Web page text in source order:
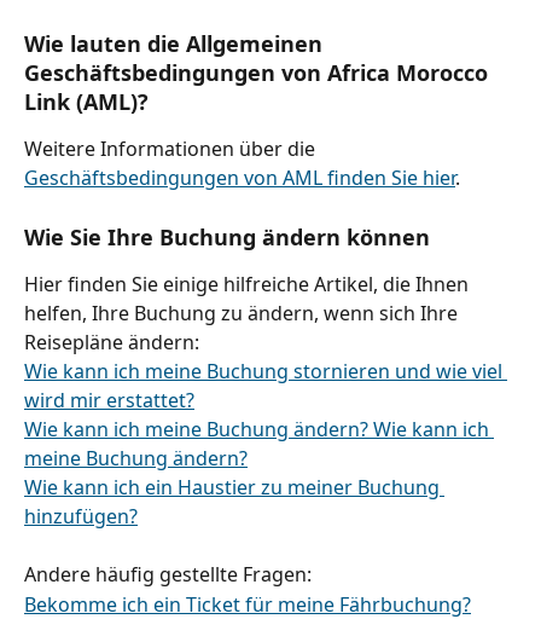
Wie lauten die Allgemeinen
Geschäftsbedingungen von Africa Morocco
Link (AML)?
Weitere Informationen über die
Geschäftsbedingungen von AML finden Sie hier.
Wie Sie Ihre Buchung ändern können
Hier finden Sie einige hilfreiche Artikel, die Ihnen
helfen, Ihre Buchung zu ändern, wenn sich Ihre
Reisepläne ändern:
Wie kann ich meine Buchung stornieren und wie viel
wird mir erstattet?
Wie kann ich meine Buchung ändern? Wie kann ich
meine Buchung ändern?
Wie kann ich ein Haustier zu meiner Buchung
hinzufügen?
Andere häufig gestellte Fragen:
Bekomme ich ein Ticket für meine Fährbuchung?